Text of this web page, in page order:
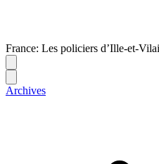
France: Les policiers d’Ille-et-
Archives